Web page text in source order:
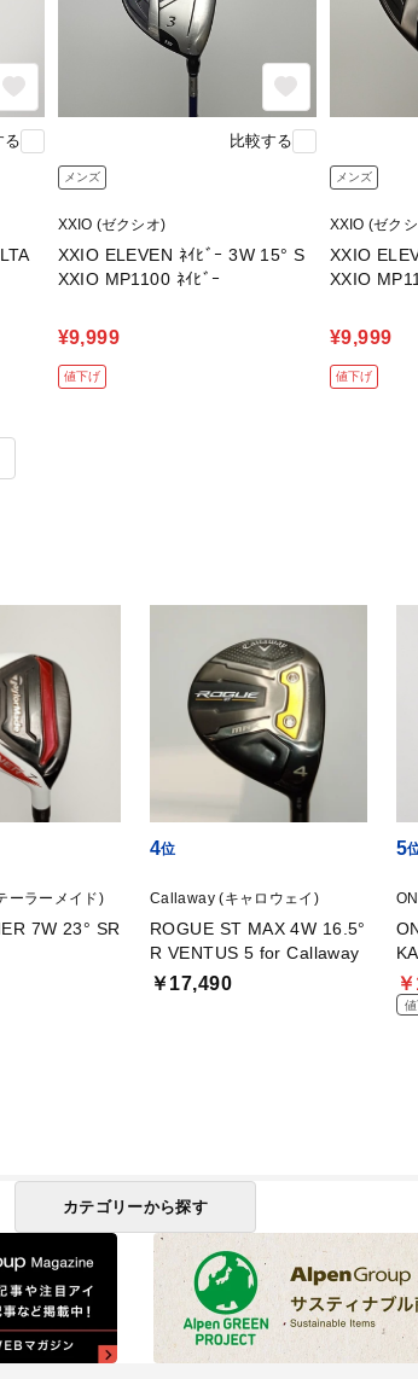
る 比較する
メンズ
XXIO (ゼクシオ)
XXIO ELEVEN ﾈｲﾋﾞｰ 3W 15° S
XXIO MP1100 ﾈｲﾋﾞｰ
¥9,999
値下げ
メンズ
XXIO (ゼク
XXIO
XXIO
¥9,999
値下げ
ーラーメイド)
7W 23° SR
4
Callaway (キャロウェイ)
ROGUE ST MAX 4W 16.5°
R VENTUS 5 for Callaway
￥17,490
5
KA
カテゴリーから探す